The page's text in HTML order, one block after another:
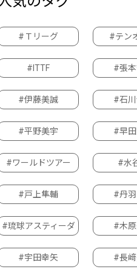
#Ｔリーグ #テン
#ITTF #張
#伊藤美誠 #石
#平野美宇 #早
#ワールドツアー #水
#戸上隼輔 #丹
#琉球アスティーダ #木
#宇田幸矢 #長